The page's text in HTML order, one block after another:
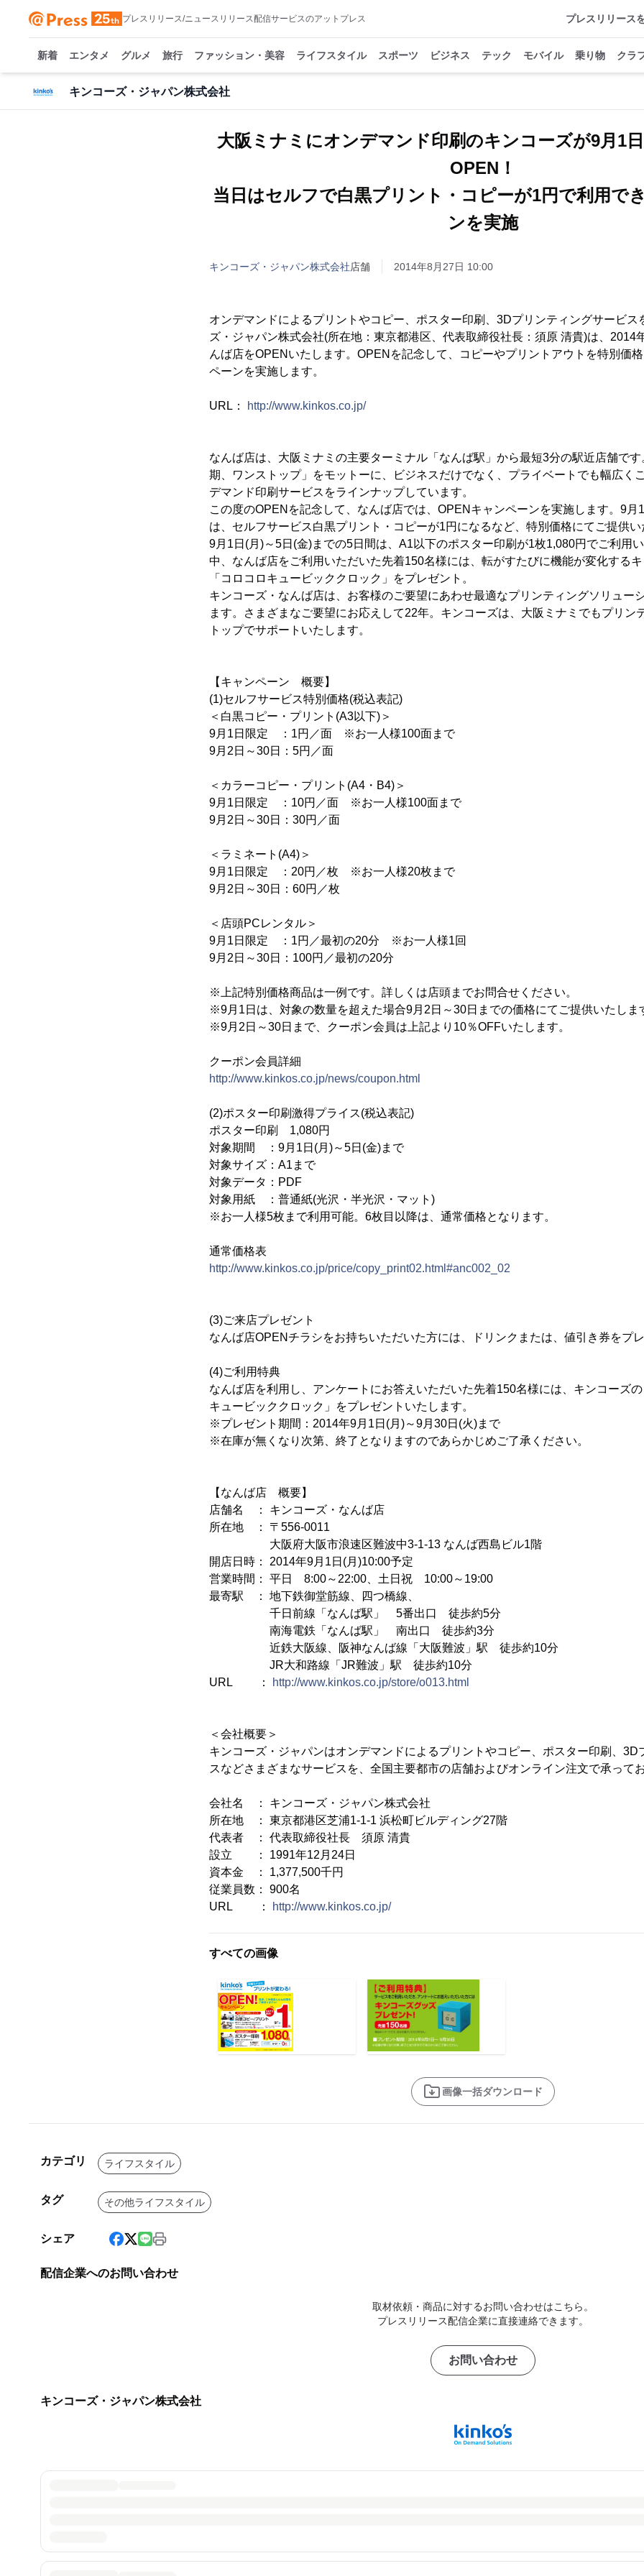
プレスリリース/ニュースリリース配信サービスのアットプレス プレスリリース
新着 エンタメ グルメ 旅行 ファッション・美容 ライフスタイル スポーツ ビジネス テック モバイル 乗り物 クラ
キンコーズ・ジャパン株式会社
大阪ミナミにオンデマンド印刷のキンコーズが9月1
OPEN！
当日はセルフで白黒プリント・コピーが1円で利用で
ンを実施
キンコーズ・ジャパン株式会社店舗 2014年8月27日 10:00
オンデマンドによるプリントやコピー、ポスター印刷、3Dプリンティングサービス
ズ・ジャパン株式会社(所在地：東京都港区、代表取締役社長：須原 清貴)は、2014
んば店をOPENいたします。OPENを記念して、コピーやプリントアウトを特別価
ペーンを実施します。
URL： http://www.kinkos.co.jp/
なんば店は、大阪ミナミの主要ターミナル「なんば駅」から最短3分の駅近店舗で
期、ワンストップ」をモットーに、ビジネスだけでなく、プライベートでも幅広く
デマンド印刷サービスをラインナップしています。
この度のOPENを記念して、なんば店では、OPENキャンペーンを実施します。9月
は、セルフサービス白黒プリント・コピーが1円になるなど、特別価格にてご提供
9月1日(月)～5日(金)までの5日間は、A1以下のポスター印刷が1枚1,080円でご利用
中、なんば店をご利用いただいた先着150名様には、転がすたびに機能が変化する
「コロコロキュービッククロック」をプレゼント。
キンコーズ・なんば店は、お客様のご要望にあわせ最適なプリンティングソリュー
ます。さまざまなご要望にお応えして22年。キンコーズは、大阪ミナミでもプリン
トップでサポートいたします。
【キャンペーン 概要】
(1)セルフサービス特別価格(税込表記)
＜白黒コピー・プリント(A3以下)＞
9月1日限定 ：1円／面 ※お一人様100面まで
9月2日～30日：5円／面
＜カラーコピー・プリント(A4・B4)＞
9月1日限定 ：10円／面 ※お一人様100面まで
9月2日～30日：30円／面
＜ラミネート(A4)＞
9月1日限定 ：20円／枚 ※お一人様20枚まで
9月2日～30日：60円／枚
＜店頭PCレンタル＞
9月1日限定 ：1円／最初の20分 ※お一人様1回
9月2日～30日：100円／最初の20分
※上記特別価格商品は一例です。詳しくは店頭までお問合せください。
※9月1日は、対象の数量を超えた場合9月2日～30日までの価格にてご提供いたしま
※9月2日～30日まで、クーポン会員は上記より10％OFFいたします。
クーポン会員詳細
http://www.kinkos.co.jp/news/coupon.html
(2)ポスター印刷激得プライス(税込表記)
ポスター印刷 1,080円
対象期間 ：9月1日(月)～5日(金)まで
対象サイズ：A1まで
対象データ：PDF
対象用紙 ：普通紙(光沢・半光沢・マット)
※お一人様5枚まで利用可能。6枚目以降は、通常価格となります。
通常価格表
http://www.kinkos.co.jp/price/copy_print02.html#anc002_02
(3)ご来店プレゼント
なんば店OPENチラシをお持ちいただいた方には、ドリンクまたは、値引き券をプ
(4)ご利用特典
なんば店を利用し、アンケートにお答えいただいた先着150名様には、キンコーズ
キュービッククロック」をプレゼントいたします。
※プレゼント期間：2014年9月1日(月)～9月30日(火)まで
※在庫が無くなり次第、終了となりますのであらかじめご了承ください。
【なんば店 概要】
店舗名 ： キンコーズ・なんば店
所在地 ： 〒556-0011
大阪府大阪市浪速区難波中3-1-13 なんば西島ビル1階
開店日時： 2014年9月1日(月)10:00予定
営業時間： 平日 8:00～22:00、土日祝 10:00～19:00
最寄駅 ： 地下鉄御堂筋線、四つ橋線、
千日前線「なんば駅」 5番出口 徒歩約5分
南海電鉄「なんば駅」 南出口 徒歩約3分
近鉄大阪線、阪神なんば線「大阪難波」駅 徒歩約10分
JR大和路線「JR難波」駅 徒歩約10分
URL ：
http://www.kinkos.co.jp/store/o013.html
＜会社概要＞
キンコーズ・ジャパンはオンデマンドによるプリントやコピー、ポスター印刷、3D
スなどさまざまなサービスを、全国主要都市の店舗およびオンライン注文で承って
会社名 ： キンコーズ・ジャパン株式会社
所在地 ： 東京都港区芝浦1-1-1 浜松町ビルディング27階
代表者 ： 代表取締役社長 須原 清貴
設立 ： 1991年12月24日
資本金 ： 1,377,500千円
従業員数： 900名
URL ：
http://www.kinkos.co.jp/
すべての画像
画像一括ダウンロード
カテゴリ ライフスタイル
タグ その他ライフスタイル
シェア
配信企業へのお問い合わせ
取材依頼・商品に対するお問い合わせはこちら。
プレスリリース配信企業に直接連絡できます。
お問い合わせ
キンコーズ・ジャパン株式会社